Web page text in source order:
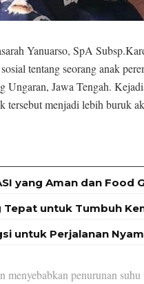
Yanuarso, SpA
tentang seorang anak
Ungaran, Jawa Tengah.
tersebut menjadi lebih buruk
yang Aman dan Food
Tepat untuk Tumbuh
untuk Perjalanan
menyebabkan penurunan